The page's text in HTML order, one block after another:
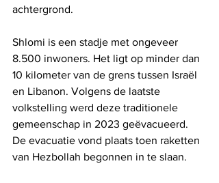
achtergrond.
Shlomi is een stadje met ongeveer
8.500 inwoners. Het ligt op minder dan
10 kilometer van de grens tussen Israël
en Libanon. Volgens de laatste
volkstelling werd deze traditionele
gemeenschap in 2023 geëvacueerd.
De evacuatie vond plaats toen raketten
van Hezbollah begonnen in te slaan.